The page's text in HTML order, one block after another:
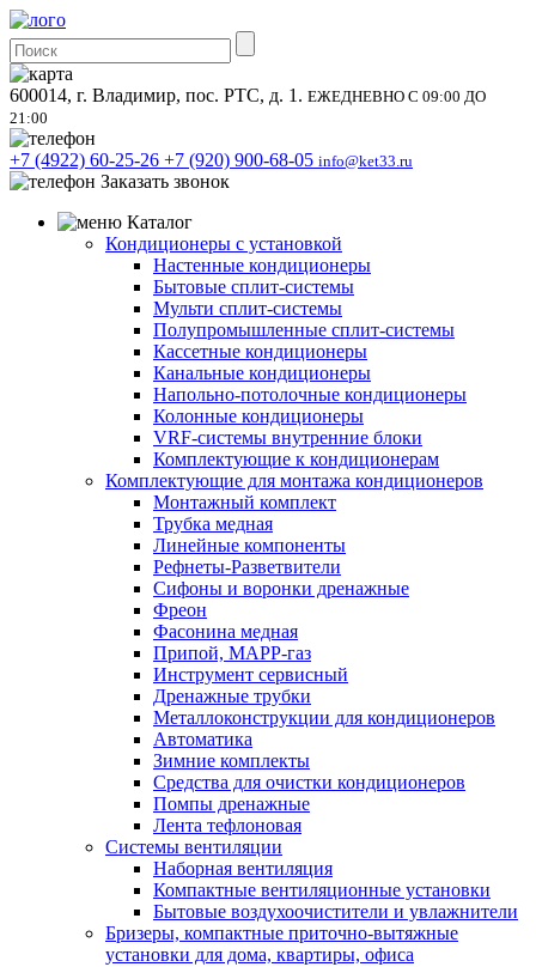
600014, г. Владимир, пос. РТС, д. 1. ЕЖЕДНЕВНО С 09:00 ДО
21:00
+7 (4922) 60-25-26 +7 (920) 900-68-05 info@ket33.ru
Заказать звонок
Каталог
Кондиционеры с установкой
Настенные кондиционеры
Бытовые сплит-системы
Мульти сплит-системы
Полупромышленные сплит-системы
Кассетные кондиционеры
Канальные кондиционеры
Напольно-потолочные кондиционеры
Колонные кондиционеры
VRF-системы внутренние блоки
Комплектующие к кондиционерам
Комплектующие для монтажа кондиционеров
Монтажный комплект
Трубка медная
Линейные компоненты
Рефнеты-Разветвители
Сифоны и воронки дренажные
Фреон
Фасонина медная
Припой, МАРР-газ
Инструмент сервисный
Дренажные трубки
Металлоконструкции для кондиционеров
Автоматика
Зимние комплекты
Средства для очистки кондиционеров
Помпы дренажные
Лента тефлоновая
Системы вентиляции
Наборная вентиляция
Компактные вентиляционные установки
Бытовые воздухоочистители и увлажнители
Бризеры, компактные приточно-вытяжные
установки для дома, квартиры, офиса